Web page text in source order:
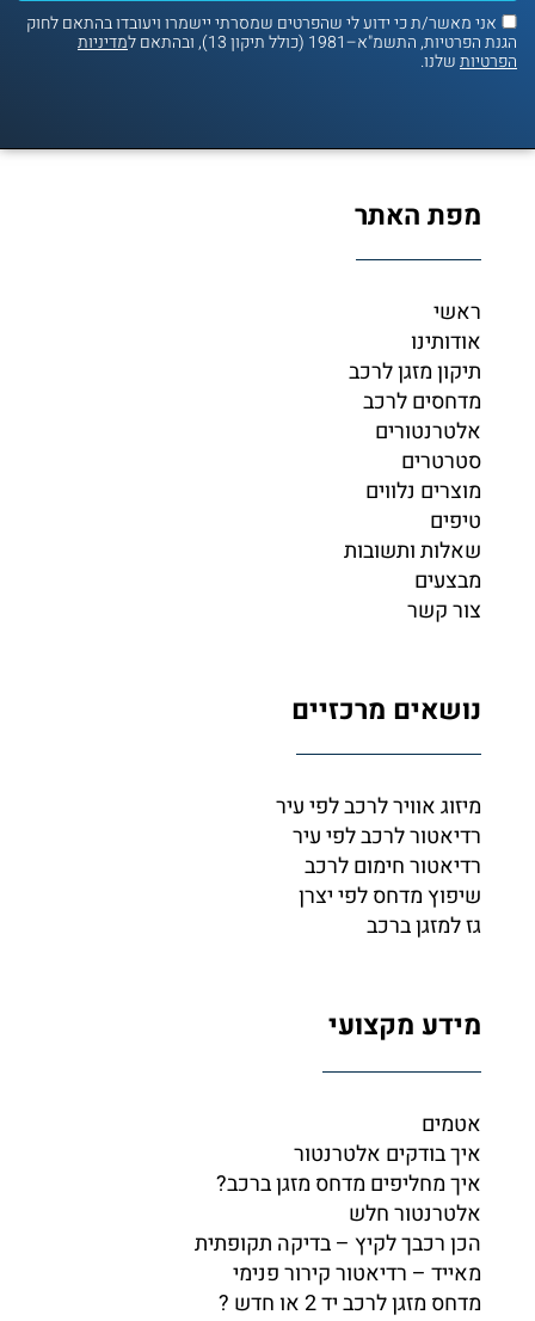
אני מאשר/ת כי ידוע לי שהפרטים שמסרתי יישמרו ויעובדו בהתאם לחוק
הפרטיות, התשמ"א–1981 (כולל תיקון 13), ובהתאם ל מדיניות
שלנו.
מפת האתר
ראשי
אודותינו
תיקון מזגן לרכב
מדחסים לרכב
אלטרנטורים
סטרטרים
מוצרים נלווים
טיפים
שאלות ותשובות
מבצעים
צור קשר
נושאים מרכזיים
מיזוג אוויר לרכב לפי עיר
רדיאטור לרכב לפי עיר
רדיאטור חימום לרכב
שיפוץ מדחס לפי יצרן
גז למזגן ברכב
מידע מקצועי
אטמים
איך בודקים אלטרנטור
איך מחליפים מדחס מזגן ברכב?
אלטרנטור חלש
הכן רכבך לקיץ – בדיקה תקופתית
מאייד – רדיאטור קירור פנימי
מדחס מזגן לרכב יד 2 או חדש ?